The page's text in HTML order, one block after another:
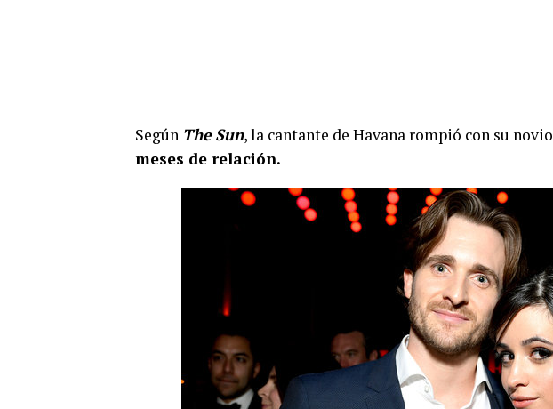
Según The Sun, la cantante de Havana rompió con su novio
meses de relación.